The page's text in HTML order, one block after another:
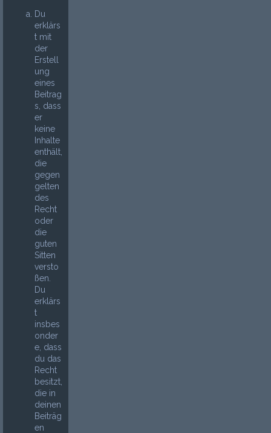
Du
erklärs
t mit
der
Erstell
ung
eines
Beitrag
s, dass
er
keine
Inhalte
enthält,
die
gegen
gelten
des
Recht
oder
die
guten
Sitten
versto
ßen.
Du
erklärs
t
insbes
onder
e, dass
du das
Recht
besitzt,
die in
deinen
Beiträg
en